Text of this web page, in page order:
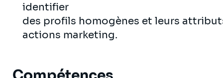
identifier
des profils homogènes et leurs
actions marketing.